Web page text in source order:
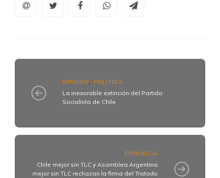
OPINIÓN POLITICA
La inexorable extinción del Partido
Socialista de Chile
DENUNCIA
Chile mejor sin TLC y Asamblea Argentina
mejor sin TLC rechazan la firma del Tratado